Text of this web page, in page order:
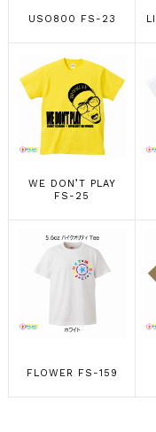
USO800 FS-23
WE DON’T PLAY
FS-25
FLOWER FS-159